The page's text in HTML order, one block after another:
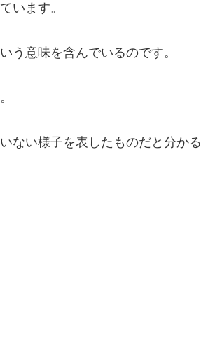
います。
う意味を含んでいるのです。
ない様子を表したものだと分かる